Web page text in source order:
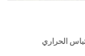
الحراري